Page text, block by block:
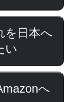
を日本へ
い
へ